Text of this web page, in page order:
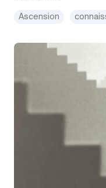
Ascension